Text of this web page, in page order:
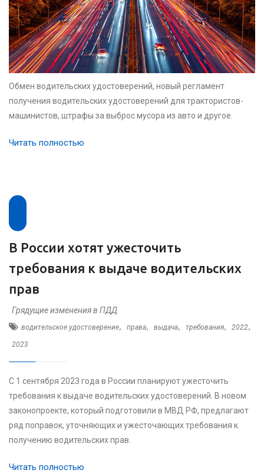
Обмен водительских удостоверений, новый регламент
получения водительских удостоверений для трактористов-
машинистов, штрафы за выброс мусора из авто и другое.
Читать полностью
В России хотят ужесточить
требования к выдаче водительских
прав
Грядущие изменения в ПДД
водительское удостоверение права выдача требования 2022
2023
С 1 сентября 2023 года в России планируют ужесточить
требования к выдаче водительских удостоверений. В новом
законопроекте, который подготовили в МВД РФ, предлагают
ряд поправок, уточняющих и ужесточающих требования к
получению водительских прав.
Читать полностью